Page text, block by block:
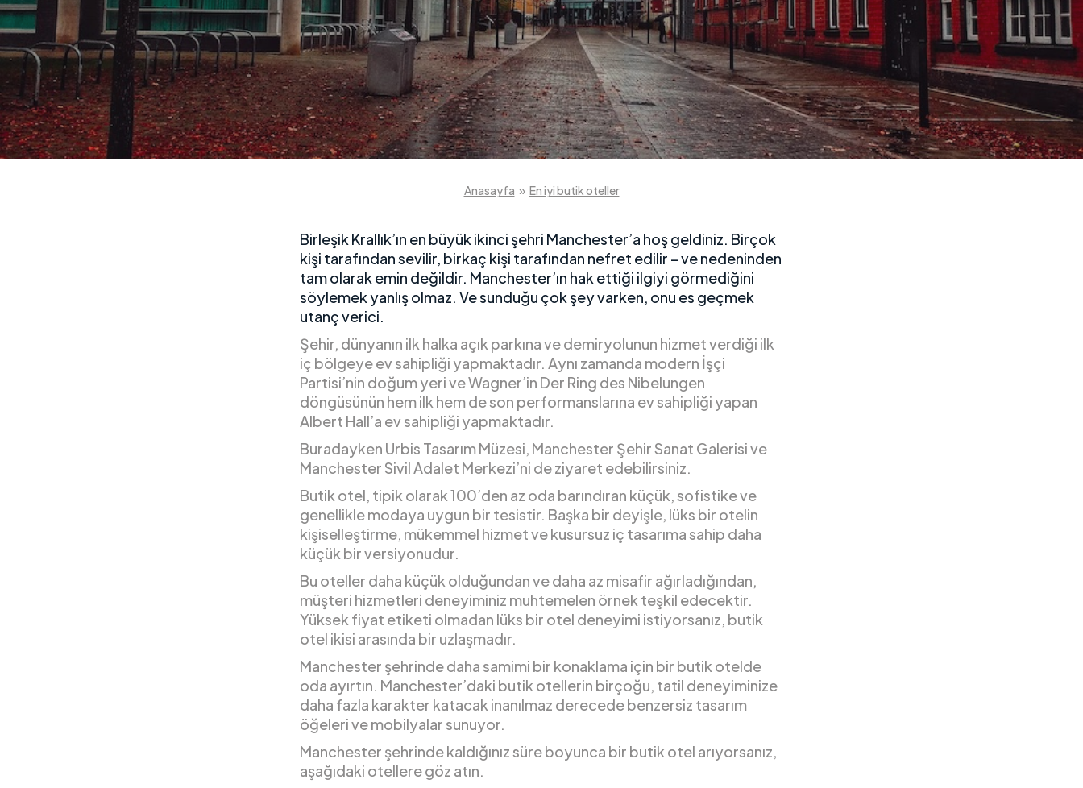
Anasayfa » En iyi butik oteller
Birleşik Krallık’ın en büyük ikinci şehri Manchester’a hoş geldiniz. Birçok
kişi tarafından sevilir, birkaç kişi tarafından nefret edilir – ve nedeninden
tam olarak emin değildir. Manchester’ın hak ettiği ilgiyi görmediğini
söylemek yanlış olmaz. Ve sunduğu çok şey varken, onu es geçmek
utanç verici.
Şehir, dünyanın ilk halka açık parkına ve demiryolunun hizmet verdiği ilk
iç bölgeye ev sahipliği yapmaktadır. Aynı zamanda modern İşçi
Partisi’nin doğum yeri ve Wagner’in Der Ring des Nibelungen
döngüsünün hem ilk hem de son performanslarına ev sahipliği yapan
Albert Hall’a ev sahipliği yapmaktadır.
Buradayken Urbis Tasarım Müzesi, Manchester Şehir Sanat Galerisi ve
Manchester Sivil Adalet Merkezi’ni de ziyaret edebilirsiniz.
Butik otel, tipik olarak 100’den az oda barındıran küçük, sofistike ve
genellikle modaya uygun bir tesistir. Başka bir deyişle, lüks bir otelin
kişiselleştirme, mükemmel hizmet ve kusursuz iç tasarıma sahip daha
küçük bir versiyonudur.
Bu oteller daha küçük olduğundan ve daha az misafir ağırladığından,
müşteri hizmetleri deneyiminiz muhtemelen örnek teşkil edecektir.
Yüksek fiyat etiketi olmadan lüks bir otel deneyimi istiyorsanız, butik
otel ikisi arasında bir uzlaşmadır.
Manchester şehrinde daha samimi bir konaklama için bir butik otelde
oda ayırtın. Manchester’daki butik otellerin birçoğu, tatil deneyiminize
daha fazla karakter katacak inanılmaz derecede benzersiz tasarım
öğeleri ve mobilyalar sunuyor.
Manchester şehrinde kaldığınız süre boyunca bir butik otel arıyorsanız,
aşağıdaki otellere göz atın.